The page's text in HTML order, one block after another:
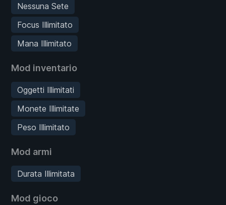
Nessuna Sete
Focus Illimitato
Mana Illimitato
Mod inventario
Oggetti Illimitati
Monete Illimitate
Peso Illimitato
Mod armi
Durata Illimitata
Mod gioco